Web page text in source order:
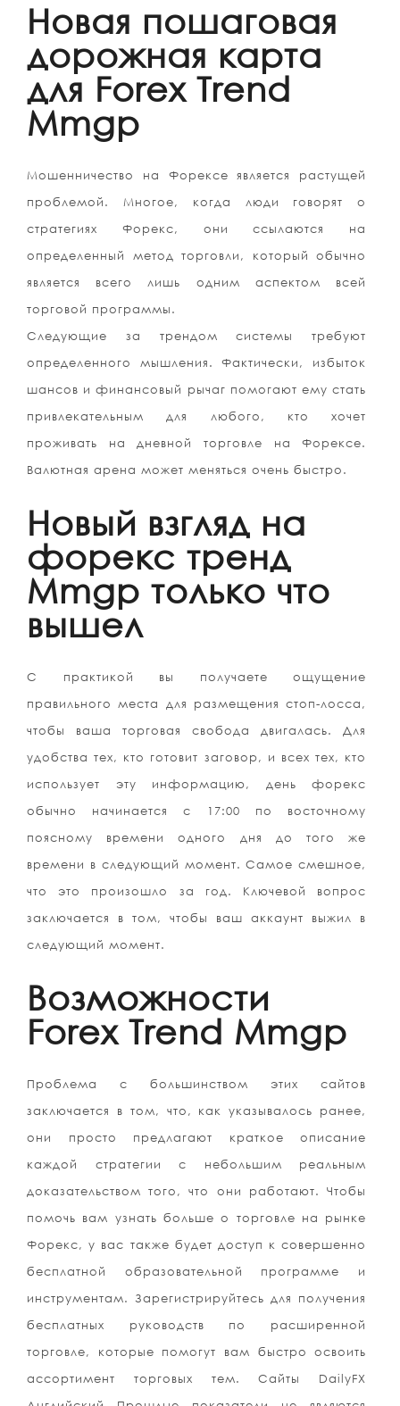
Новая пошаговая
дорожная карта
для Forex Trend
Mmgp
Мошенничество на Форексе является растущей
проблемой. Многое, когда люди говорят о
стратегиях Форекс, они ссылаются на
определенный метод торговли, который обычно
является всего лишь одним аспектом всей
торговой программы.
Следующие за трендом системы требуют
определенного мышления. Фактически, избыток
шансов и финансовый рычаг помогают ему стать
привлекательным для любого, кто хочет
проживать на дневной торговле на Форексе.
Валютная арена может меняться очень быстро.
Новый взгляд на
форекс тренд
Mmgp только что
вышел
С практикой вы получаете ощущение
правильного места для размещения стоп-лосса,
чтобы ваша торговая свобода двигалась. Для
удобства тех, кто готовит заговор, и всех тех, кто
использует эту информацию, день форекс
обычно начинается с 17:00 по восточному
поясному времени одного дня до того же
времени в следующий момент. Самое смешное,
что это произошло за год. Ключевой вопрос
заключается в том, чтобы ваш аккаунт выжил в
следующий момент.
Возможности
Forex Trend Mmgp
Проблема с большинством этих сайтов
заключается в том, что, как указывалось ранее,
они просто предлагают краткое описание
каждой стратегии с небольшим реальным
доказательством того, что они работают. Чтобы
помочь вам узнать больше о торговле на рынке
Форекс, у вас также будет доступ к совершенно
бесплатной образовательной программе и
инструментам. Зарегистрируйтесь для получения
бесплатных руководств по расширенной
торговле, которые помогут вам быстро освоить
ассортимент торговых тем. Сайты DailyFX